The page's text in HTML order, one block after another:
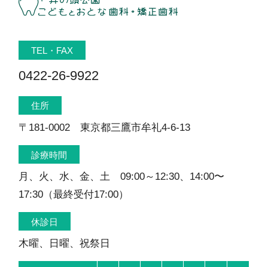
TEL・FAX
0422-26-9922
住所
〒181-0002 東京都三鷹市牟礼4-6-13
診療時間
月、火、水、金、土 09:00～12:30、14:00〜
17:30（最終受付17:00）
休診日
木曜、日曜、祝祭日